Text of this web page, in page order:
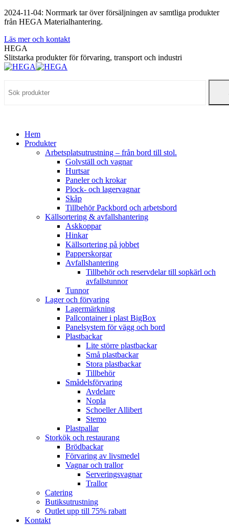
Skip
to
2024-11-04: Norrmark tar över försäljningen av samtliga produkter
från HEGA Materialhantering.
Läs mer och kontakt
HEGA
Slitstarka produkter för förvaring, transport och industri
Hem
Produkter
Arbetsplatsutrustning – från bord till stol.
Golvställ och vagnar
Hurtsar
Paneler och krokar
Plock- och lagervagnar
Skåp
Tillbehör Packbord och arbetsbord
Källsortering & avfallshantering
Askkoppar
Hinkar
Källsortering på jobbet
Papperskorgar
Avfallshantering
Tillbehör och reservdelar till sopkärl och
avfallstunnor
Tunnor
Lager och förvaring
Lagermärkning
Pallcontainer i plast BigBox
Panelsystem för vägg och bord
Plastbackar
Lite större plastbackar
Små plastbackar
Stora plastbackar
Tillbehör
Smådelsförvaring
Avdelare
Nopla
Schoeller Allibert
Stemo
Plastpallar
Storkök och restaurang
Brödbackar
Förvaring av livsmedel
Vagnar och trallor
Serveringsvagnar
Trallor
Catering
Butiksutrustning
Outlet upp till 75% rabatt
Kontakt